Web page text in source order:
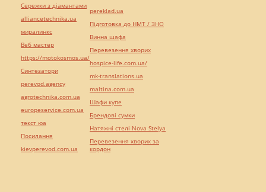
Сережки з діамантами
alliancetechnika.ua
миралинкс
Веб мастер
https://motokosmos.ua/
Синтезатори
perevod.agency
agrotechnika.com.ua
europeservice.com.ua
текст юа
Посилання
kievperevod.com.ua
pereklad.ua
Підготовка до НМТ / ЗНО
Винна шафа
Перевезення хворих
hospice-life.com.ua/
mk-translations.ua
maltina.com.ua
Шафи купе
Брендові сумки
Натяжні стелі Nova Stelya
Перевезення хворих за
кордон